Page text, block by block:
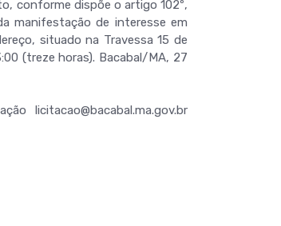
conforme dispõe o artigo 102º,
manifestação de interesse em
situado na Travessa 15 de
(treze horas). Bacabal/MA, 27
licitacao@bacabal.ma.gov.br